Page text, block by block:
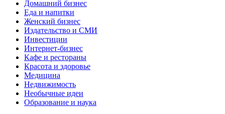
Домашний бизнес
Еда и напитки
Женский бизнес
Издательство и СМИ
Инвестиции
Интернет-бизнес
Кафе и рестораны
Красота и здоровье
Медицина
Недвижимость
Необычные идеи
Образование и наука